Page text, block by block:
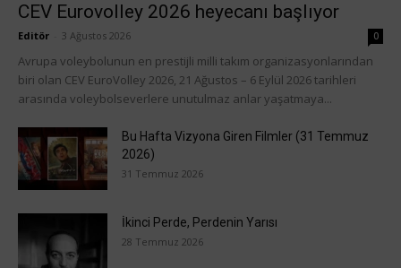
CEV Eurovolley 2026 heyecanı başlıyor
Editör 3 Ağustos 2026 0
Avrupa voleybolunun en prestijli milli takım organizasyonlarından
biri olan CEV EuroVolley 2026, 21 Ağustos – 6 Eylül 2026 tarihleri
arasında voleybolseverlere unutulmaz anlar yaşatmaya...
Bu Hafta Vizyona Giren Filmler (31 Temmuz
2026)
31 Temmuz 2026
İkinci Perde, Perdenin Yarısı
28 Temmuz 2026